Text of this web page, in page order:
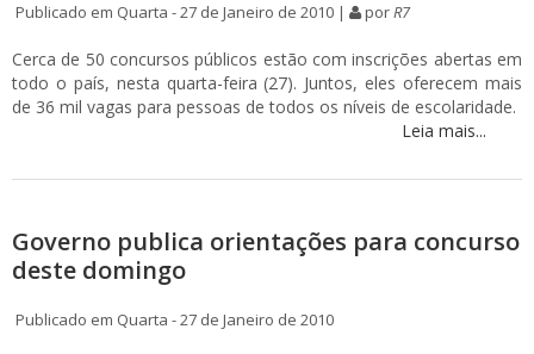
Publicado em Quarta - 27 de Janeiro de 2010 | porR7
Cerca de 50 concursos públicos estão com inscrições abertas em
todo o país, nesta quarta-feira (27). Juntos, eles oferecem mais
de 36 mil vagas para pessoas de todos os níveis de escolaridade.
Leia mais...
Governo publica orientações para concurso
deste domingo
Publicado em Quarta - 27 de Janeiro de 2010